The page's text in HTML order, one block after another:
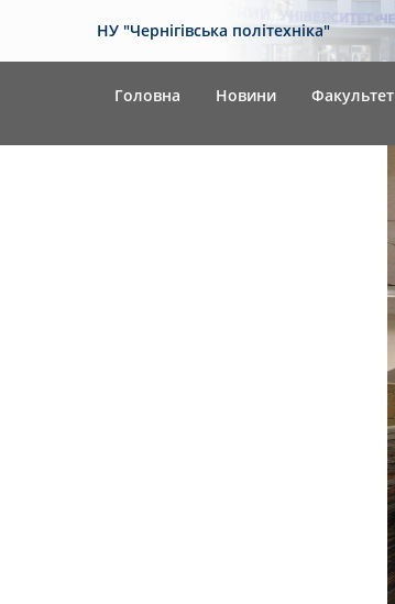
НУ "Чернігівська політехніка"
Головна Новини Факультет